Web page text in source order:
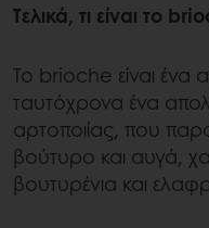
Τελικά, τι είναι το
Το brioche είναι ένα
ταυτόχρονα ένα
αρτοποιίας, που
βούτυρο και αυγά,
βουτυρένια και